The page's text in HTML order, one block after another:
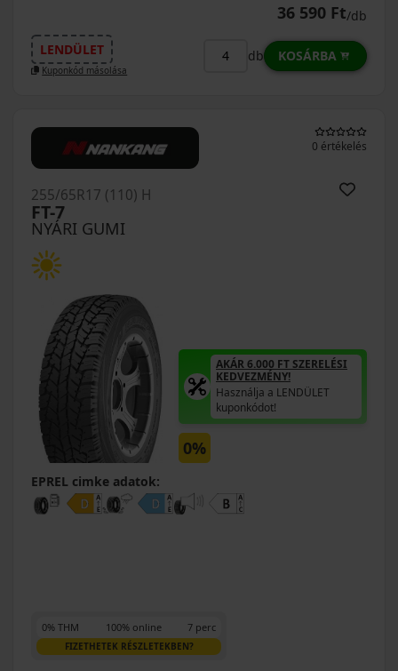
36 590 Ft/db
LENDÜLET
Kuponkód másolása
db KOSÁRBA
0 értékelés
NYÁRI GUMI
FT-7
255/65R17 (110) H
AKÁR 6.000 FT SZERELÉSI
KEDVEZMÉNY!
Használja a LENDÜLET
kuponkódot!
0%
EPREL cimke adatok:
0% THM 100% online 7 perc
FIZETHETEK RÉSZLETEKBEN?